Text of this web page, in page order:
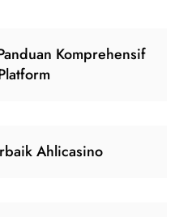
Komprehensif
Ahlicasino